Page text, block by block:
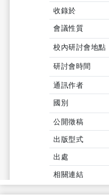
收錄於
會議性質
校內研討會地點
研討會時間
通訊作者
國別
公開徵稿
出版型式
出處
相關連結